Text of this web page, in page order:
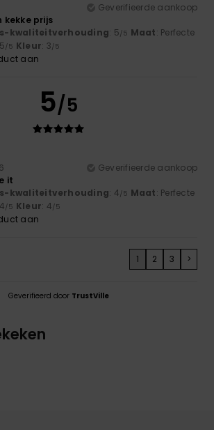
Geverifieerde aankoop
kekke prijs
kwaliteitverhouding: 5/5 Maat: Perfecte
/5 Kleur: 3/5
aan
5/5
Geverifieerde aankoop
it
kwaliteitverhouding: 4/5 Maat: Perfecte
/5 Kleur: 4/5
aan
1 2 3 >
Geverifieerd door TrustVille